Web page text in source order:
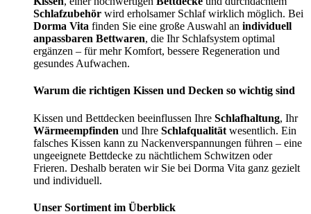
Schlafzubehör wird erholsamer Schlaf wirklich möglich. Bei
Dorma Vita finden Sie eine große Auswahl an individuell
anpassbaren Bettwaren, die Ihr Schlafsystem optimal
ergänzen – für mehr Komfort, bessere Regeneration und
gesundes Aufwachen.
Warum die richtigen Kissen und Decken so wichtig sind
Kissen und Bettdecken beeinflussen Ihre Schlafhaltung, Ihr
Wärmeempfinden und Ihre Schlafqualität wesentlich. Ein
falsches Kissen kann zu Nackenverspannungen führen – eine
ungeeignete Bettdecke zu nächtlichem Schwitzen oder
Frieren. Deshalb beraten wir Sie bei Dorma Vita ganz gezielt
und individuell.
Unser Sortiment im Überblick